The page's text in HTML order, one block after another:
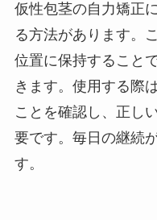
仮性包茎の自力矯正
る方法があります。
位置に保持すること
きます。使用する際
ことを確認し、正し
要です。毎日の継続
す。